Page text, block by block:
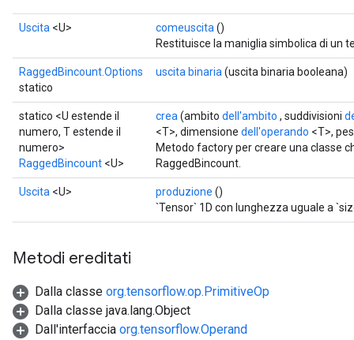
Uscita <U> comeuscita ()
Restituisce la maniglia simbolica di un
RaggedBincount.Options
statico
uscita binaria (uscita binaria booleana)
statico <U estende il
numero, T estende il
numero>
RaggedBincount <U>
crea (ambito dell'ambito , suddivisioni
<T>, dimensione dell'operando <T>,
Metodo factory per creare una classe
RaggedBincount.
Uscita <U> produzione ()
`Tensor` 1D con lunghezza uguale a
Metodi ereditati
Dalla classe org.tensorflow.op.PrimitiveOp
Dalla classe java.lang.Object
Dall'interfaccia org.tensorflow.Operand